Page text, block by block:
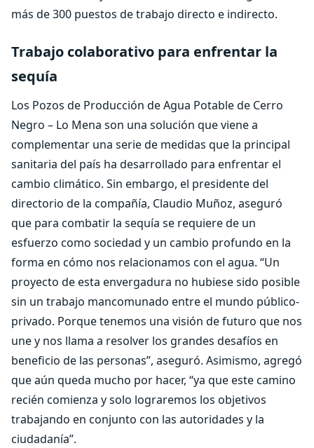
más de 300 puestos de trabajo directo e indirecto.
Trabajo colaborativo para enfrentar la
sequía
Los Pozos de Producción de Agua Potable de Cerro
Negro – Lo Mena son una solución que viene a
complementar una serie de medidas que la principal
sanitaria del país ha desarrollado para enfrentar el
cambio climático. Sin embargo, el presidente del
directorio de la compañía, Claudio Muñoz, aseguró
que para combatir la sequía se requiere de un
esfuerzo como sociedad y un cambio profundo en la
forma en cómo nos relacionamos con el agua. “Un
proyecto de esta envergadura no hubiese sido posible
sin un trabajo mancomunado entre el mundo público-
privado. Porque tenemos una visión de futuro que nos
une y nos llama a resolver los grandes desafíos en
beneficio de las personas”, aseguró. Asimismo, agregó
que aún queda mucho por hacer, “ya que este camino
recién comienza y solo lograremos los objetivos
trabajando en conjunto con las autoridades y la
ciudadanía”.